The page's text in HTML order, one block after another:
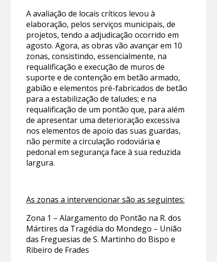
A avaliação de locais críticos levou à
elaboração, pelos serviços municipais, de
projetos, tendo a adjudicação ocorrido em
agosto. Agora, as obras vão avançar em 10
zonas, consistindo, essencialmente, na
requalificação e execução de muros de
suporte e de contenção em betão armado,
gabião e elementos pré-fabricados de betão
para a estabilização de taludes; e na
requalificação de um pontão que, para além
de apresentar uma deterioração excessiva
nos elementos de apoio das suas guardas,
não permite a circulação rodoviária e
pedonal em segurança face à sua reduzida
largura.
As zonas a intervencionar são as seguintes:
Zona 1 – Alargamento do Pontão na R. dos
Mártires da Tragédia do Mondego – União
das Freguesias de S. Martinho do Bispo e
Ribeiro de Frades